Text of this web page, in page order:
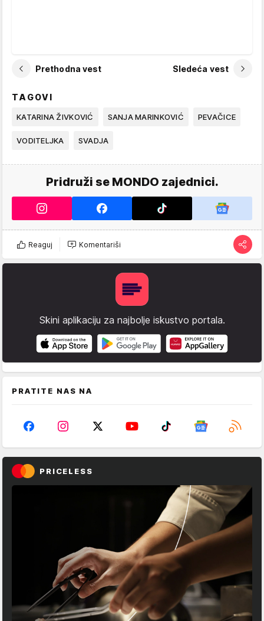
Prethodna vest Sledeća vest
TAGOVI
KATARINA ŽIVKOVIĆ SANJA MARINKOVIĆ PEVAČICE
VODITELJKA SVADJA
Pridruži se MONDO zajednici.
Reaguj Komentariši
Skini aplikaciju za najbolje iskustvo portala.
PRATITE NAS NA
PRICELESS